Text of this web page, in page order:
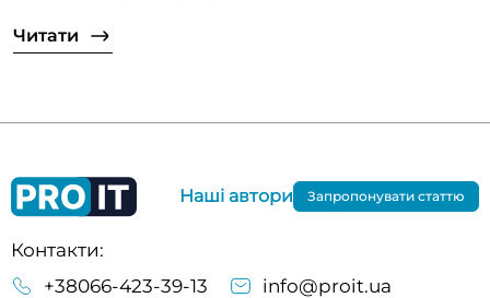
Читати
Контакти:
+38066-423-39-13
info@proit.ua
Наші автори Запропонувати статтю